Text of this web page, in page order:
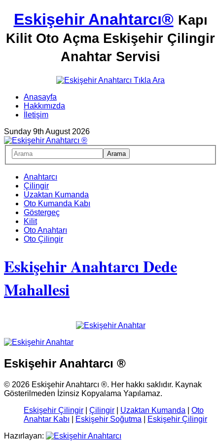
Eskişehir Anahtarcı® Kapı
Kilit Oto Açma Eskişehir Çilingir
Anahtar Servisi
Anasayfa
Hakkımızda
İletişim
Sunday 9th August 2026
Anahtarcı
Çilingir
Uzaktan Kumanda
Oto Kumanda Kabı
Göstergeç
Kilit
Oto Anahtarı
Oto Çilingir
Eskişehir Anahtarcı Dede
Mahallesi
Eskişehir Anahtarcı ®
© 2026 Eskişehir Anahtarcı ®. Her hakkı saklıdır. Kaynak
Gösterilmeden İzinsiz Kopyalama Yapılamaz.
Eskişehir Çilingir
Çilingir Uzaktan Kumanda
Oto
Anahtar Kabı
Eskişehir Soğutma
Eskişehir Çilingir
Hazırlayan: